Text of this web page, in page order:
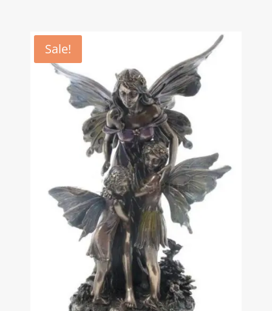
Sale!